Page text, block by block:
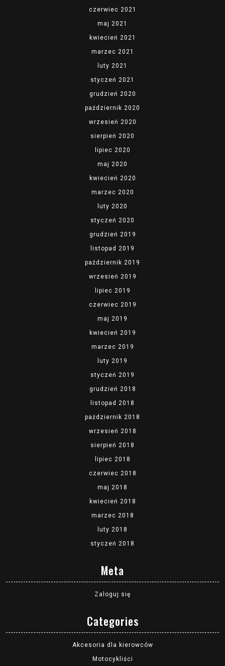
czerwiec 2021
maj 2021
kwiecień 2021
marzec 2021
luty 2021
styczeń 2021
grudzień 2020
październik 2020
wrzesień 2020
sierpień 2020
lipiec 2020
maj 2020
kwiecień 2020
marzec 2020
luty 2020
styczeń 2020
grudzień 2019
listopad 2019
październik 2019
wrzesień 2019
lipiec 2019
czerwiec 2019
maj 2019
kwiecień 2019
marzec 2019
luty 2019
styczeń 2019
grudzień 2018
listopad 2018
październik 2018
wrzesień 2018
sierpień 2018
lipiec 2018
czerwiec 2018
maj 2018
kwiecień 2018
marzec 2018
luty 2018
styczeń 2018
Meta
Zaloguj się
Categories
Akcesoria dla kierowców
Motocykliści